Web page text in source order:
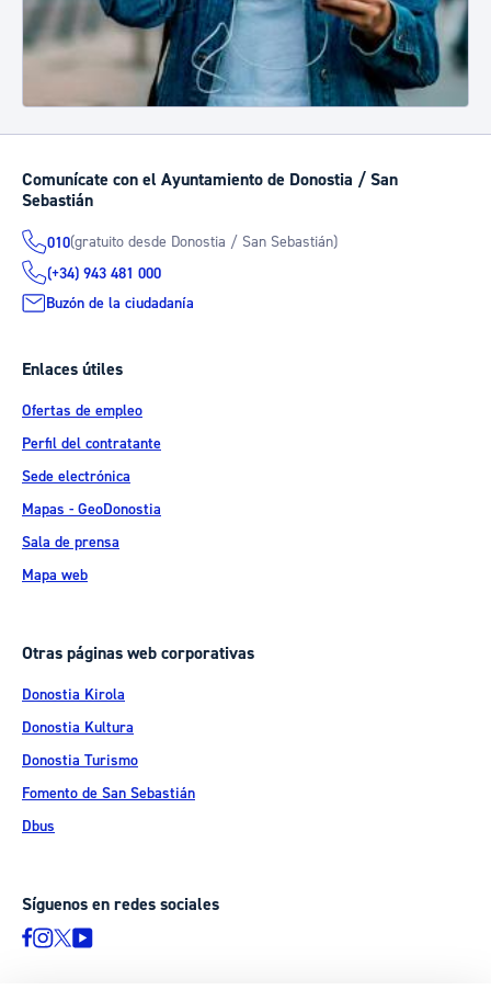
Comunícate con el Ayuntamiento de Donostia / San
Sebastián
010(gratuito desde Donostia / San Sebastián)
(+34) 943 481 000
Buzón de la ciudadanía
Enlaces útiles
Ofertas de empleo
Perfil del contratante
Sede electrónica
Mapas - GeoDonostia
Sala de prensa
Mapa web
Otras páginas web corporativas
Donostia Kirola
Donostia Kultura
Donostia Turismo
Fomento de San Sebastián
Dbus
Síguenos en redes sociales